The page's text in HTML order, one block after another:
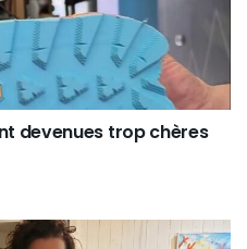
devenues trop chères